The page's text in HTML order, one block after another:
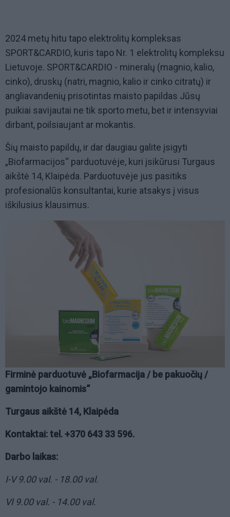
2024 metų hitu tapo elektrolitų kompleksas
SPORT&CARDIO, kuris tapo Nr. 1 elektrolitų kompleksu
Lietuvoje. SPORT&CARDIO - mineralų (magnio, kalio,
cinko), druskų (natri, magnio, kalio ir cinko citratų) ir
angliavandenių prisotintas maisto papildas Jūsų
puikiai savijautai ne tik sporto metu, bet ir intensyviai
dirbant, poilsiaujant ar mokantis.
Šių maisto papildų, ir dar daugiau galite įsigyti
„Biofarmacijos“ parduotuvėje, kuri įsikūrusi Turgaus
aikštė 14, Klaipėda. Parduotuvėje jus pasitiks
profesionalūs konsultantai, kurie atsakys į visus
iškilusius klausimus.
Firminė parduotuvė „Biofarmacija / be pakuočių /
gamintojo kainomis“
Turgaus aikštė 14, Klaipėda
Kontaktai: tel. +370 643 33 596.
Darbo laikas:
I-V 9.00 val. - 18.00 val.
VI 9.00 val. - 14.00 val.